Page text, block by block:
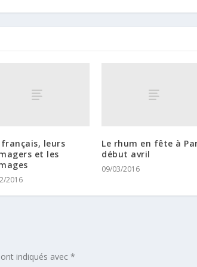
français, leurs
et les
2016
Le rhum en fête à
début avril
09/03/2016
indiqués avec *